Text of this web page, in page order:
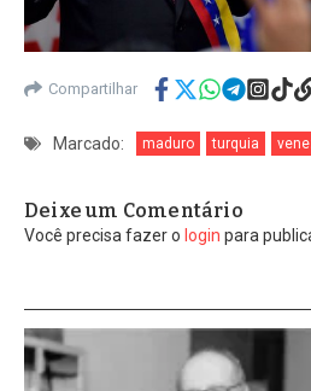
Compartilhar
Marcado: maduro turquia
Deixe um Comentário
Você precisa fazer o login para